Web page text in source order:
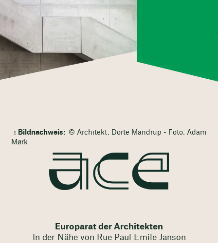
Bildnachweis: © Architekt: Dorte Mandrup - Foto: Adam
Mørk
Europarat der Architekten
In der Nähe von Rue Paul Emile Janson